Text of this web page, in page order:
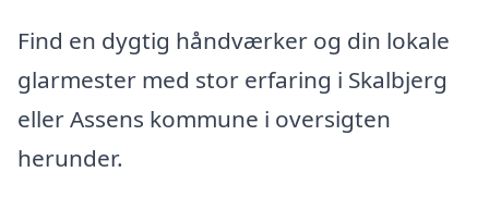
Find en dygtig håndværker og din lokale
glarmester med stor erfaring i Skalbjerg
eller Assens kommune i oversigten
herunder.